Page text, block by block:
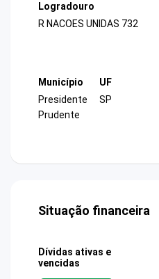
Logradouro
R NACOES UNIDAS 732
Município
Presidente
Prudente
UF
SP
Situação financeira
Dívidas ativas e
vencidas